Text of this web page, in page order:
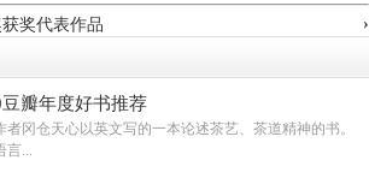
奖代表作品 ›
豆瓣年度好书推荐
者冈仓天心以英文写的一本论述茶艺、茶道精神的书。
...